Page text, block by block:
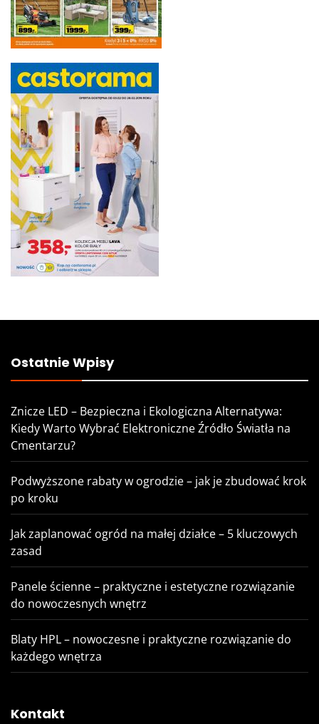
Ostatnie Wpisy
Znicze LED – Bezpieczna i Ekologiczna Alternatywa:
Kiedy Warto Wybrać Elektroniczne Źródło Światła na
Cmentarzu?
Podwyższone rabaty w ogrodzie – jak je zbudować krok
po kroku
Jak zaplanować ogród na małej działce – 5 kluczowych
zasad
Panele ścienne – praktyczne i estetyczne rozwiązanie
do nowoczesnych wnętrz
Blaty HPL – nowoczesne i praktyczne rozwiązanie do
każdego wnętrza
Kontakt